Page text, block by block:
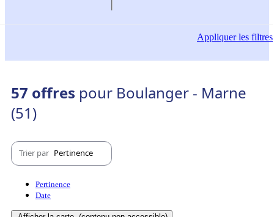
Appliquerles filtres
57 offres pour Boulanger - Marne
(51)
Trier par Pertinence
Pertinence
Date